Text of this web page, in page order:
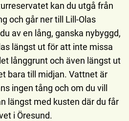
kan du utgå från
och går ner till Lill-Olas
av en lång, ganska nybyggd,
längst ut för att inte missa
långgrunt och även längst ut
bara till midjan. Vattnet är
ingen tång och om du vill
längst med kusten där du får
i Öresund.